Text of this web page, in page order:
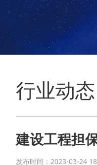
行业动态
建设工程担
发布时间：2023-03-24